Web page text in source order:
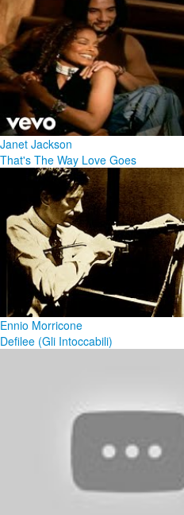
Janet Jackson
That's The Way Love Goes
Ennio Morricone
Defilee (Gli Intoccabili)